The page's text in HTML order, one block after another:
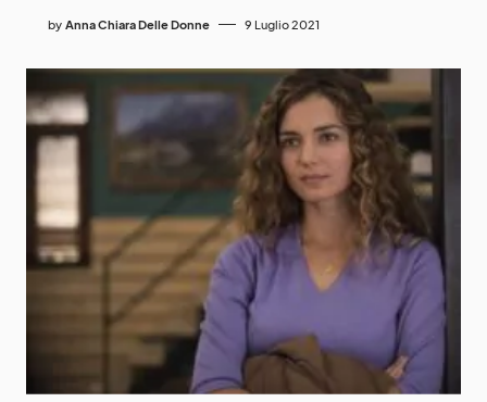
by Anna Chiara Delle Donne 9 Luglio 2021